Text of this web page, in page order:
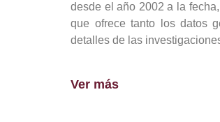
desde el año 2002 a la
que ofrece tanto los datos
detalles de las
Ver más